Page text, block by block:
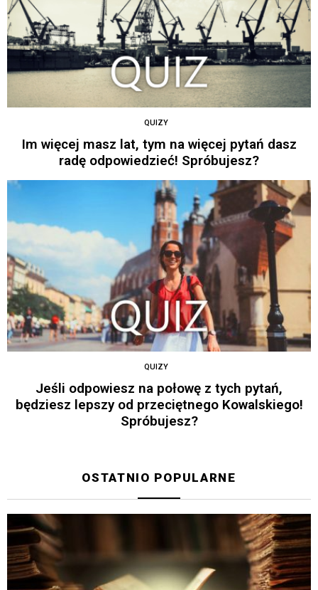
QUIZY
Im więcej masz lat, tym na więcej pytań dasz
radę odpowiedzieć! Spróbujesz?
QUIZY
Jeśli odpowiesz na połowę z tych pytań,
będziesz lepszy od przeciętnego Kowalskiego!
Spróbujesz?
OSTATNIO POPULARNE